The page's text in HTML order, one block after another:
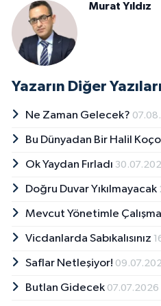
Murat Yıldız
Yazarın Diğer Yazıları
Ne Zaman Gelecek?
Bu Dünyadan Bir Halil
Ok Yaydan Fırladı
Doğru Duvar Yıkılmayacak
Mevcut Yönetimle
Vicdanlarda Sabıkalısınız
Saflar Netleşiyor!
Butlan Gidecek 07.07.2026